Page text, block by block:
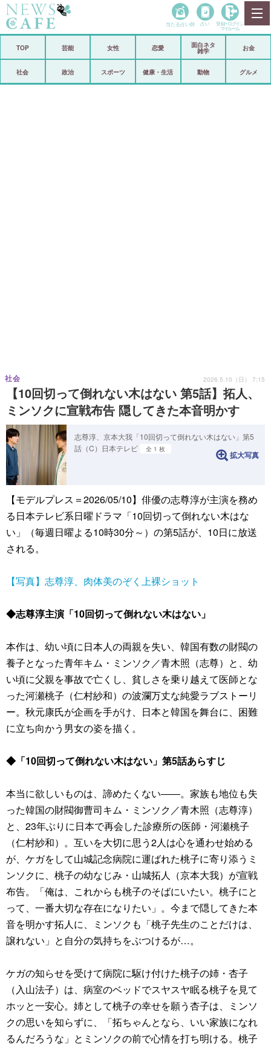
政治
当たる占い師 占い 登録• ログイン
マイルーム
TOP 芸能 女性 恋愛
面白ネタ
雑学
お金
社会 政治 スポーツ 健康・生活 動物 グルメ
【10回切って倒れない木はない 第5話】拓人、
ミンソクに宣戦布告 隠してきた本音明かす
社会 2026.5.10（日） 7:15
志尊淳、京本大我「10回切って倒れない木はない」第5
話（C）日本テレビ
全 1 枚
拡大写真
【モデルプレス＝2026/05/10】俳優の志尊淳が主演を務め
る日本テレビ系日曜ドラマ「10回切って倒れない木はな
い」（毎週日曜よる10時30分～）の第5話が、10日に放送
される。
【写真】志尊淳、肉体美のぞく上裸ショット
◆志尊淳主演「10回切って倒れない木はない」
本作は、幼い頃に日本人の両親を失い、韓国有数の財閥の
養子となった青年キム・ミンソク／青木照（志尊）と、幼
い頃に父親を事故で亡くし、貧しさを乗り越えて医師とな
った河瀬桃子（仁村紗和）の波瀾万丈な純愛ラブストーリ
ー。秋元康氏が企画を手がけ、日本と韓国を舞台に、困難
に立ち向かう男女の姿を描く。
◆「10回切って倒れない木はない」第5話あらすじ
本当に欲しいものは、諦めたくない――。家族も地位も失
った韓国の財閥御曹司キム・ミンソク／青木照（志尊淳）
と、23年ぶりに日本で再会した診療所の医師・河瀬桃子
（仁村紗和）。互いを大切に思う2人は心を通わせ始める
が、ケガをして山城記念病院に運ばれた桃子に寄り添うミ
ンソクに、桃子の幼なじみ・山城拓人（京本大我）が宣戦
布告。「俺は、これからも桃子のそばにいたい。桃子にと
って、一番大切な存在になりたい」。今まで隠してきた本
音を明かす拓人に、ミンソクも「桃子先生のことだけは、
譲れない」と自分の気持ちをぶつけるが…。
ケガの知らせを受けて病院に駆け付けた桃子の姉・杏子
（入山法子）は、病室のベッドでスヤスヤ眠る桃子を見て
ホッと一安心。姉として桃子の幸せを願う杏子は、ミンソ
クの思いを知らずに、「拓ちゃんとなら、いい家族になれ
るんだろうな」とミンソクの前で心情を打ち明ける。桃子